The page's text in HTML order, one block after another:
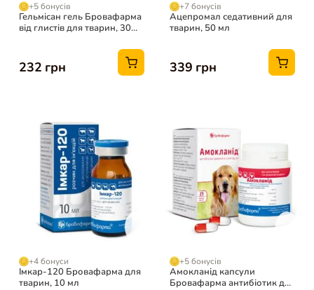
+5 бонусів
Гельмісан гель Бровафарма
від глистів для тварин, 30
232 грн
+7 бонусів
Ацепромал седативний для
тварин, 50 мл
339 грн
+4 бонуси
Імкар-120 Бровафарма для
тварин, 10 мл
+5 бонусів
Амокланід капсули
Бровафарма антибіотик для